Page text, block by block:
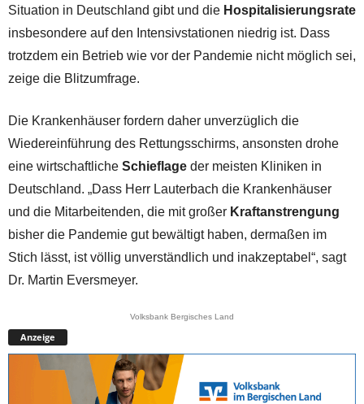
Situation in Deutschland gibt und die Hospitalisierungsrate
insbesondere auf den Intensivstationen niedrig ist. Dass
trotzdem ein Betrieb wie vor der Pandemie nicht möglich sei,
zeige die Blitzumfrage.
Die Krankenhäuser fordern daher unverzüglich die
Wiedereinführung des Rettungsschirms, ansonsten drohe
eine wirtschaftliche Schieflage der meisten Kliniken in
Deutschland. „Dass Herr Lauterbach die Krankenhäuser
und die Mitarbeitenden, die mit großer Kraftanstrengung
bisher die Pandemie gut bewältigt haben, dermaßen im
Stich lässt, ist völlig unverständlich und inakzeptabel“, sagt
Dr. Martin Eversmeyer.
Volksbank Bergisches Land
Anzeige